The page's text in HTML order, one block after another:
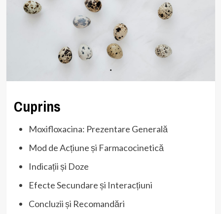
Cuprins
Moxifloxacina: Prezentare Generală
Mod de Acțiune și Farmacocinetică
Indicații și Doze
Efecte Secundare și Interacțiuni
Concluzii și Recomandări